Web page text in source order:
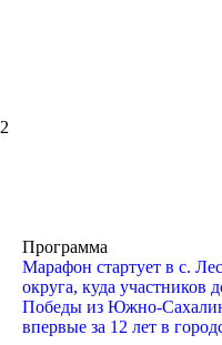
2
Программа
Марафон стартует в с.
округа, куда участников
Победы из Южно-
впервые за 12 лет в